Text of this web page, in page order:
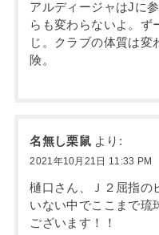
アルディージャはJに
らも変わらないよ。ず
じ。クラブの体質は変
険。
名無し栗鼠 より:
2021年10月21日 11:33 PM
樋口さん、Ｊ２屈指の
いない中でここまで琉
ございます！！